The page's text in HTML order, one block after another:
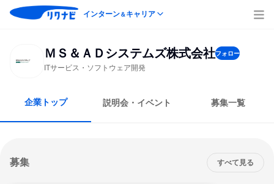
インターン＆キャリア
ＭＳ＆ＡＤシステムズ株式会社フォロー
ITサービス・ソフトウェア開発
企業トップ 説明会・イベント 募集一覧
募集 すべて見る